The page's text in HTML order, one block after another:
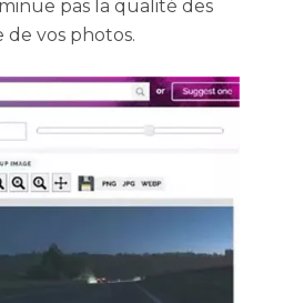
pas la qualité des
vos photos.